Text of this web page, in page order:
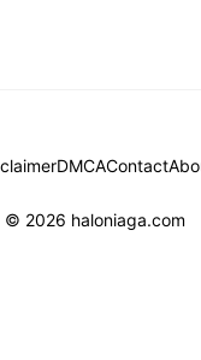
DMCAContact
© 2026 haloniaga.com